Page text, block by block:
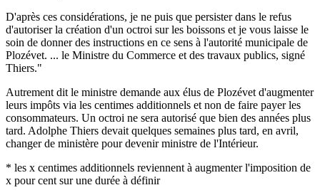
D'après ces considérations, je ne puis que persister dans le refus
d'autoriser la création d'un octroi sur les boissons et je vous laisse le
soin de donner des instructions en ce sens à l'autorité municipale de
Plozévet. ... le Ministre du Commerce et des travaux publics, signé
Thiers."
Autrement dit le ministre demande aux élus de Plozévet d'augmenter
leurs impôts via les centimes additionnels et non de faire payer les
consommateurs. Un octroi ne sera autorisé que bien des années plus
tard. Adolphe Thiers devait quelques semaines plus tard, en avril,
changer de ministère pour devenir ministre de l'Intérieur.
* les x centimes additionnels reviennent à augmenter l'imposition de
x pour cent sur une durée à définir